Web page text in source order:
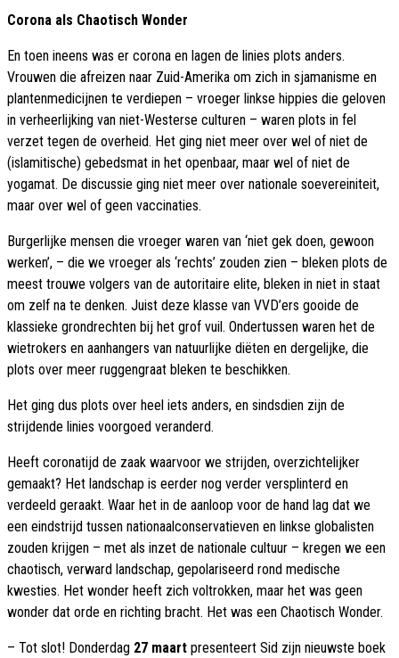
Corona als Chaotisch Wonder
En toen ineens was er corona en lagen de linies plots anders.
Vrouwen die afreizen naar Zuid-Amerika om zich in sjamanisme en
plantenmedicijnen te verdiepen – vroeger linkse hippies die geloven
in verheerlijking van niet-Westerse culturen – waren plots in fel
verzet tegen de overheid. Het ging niet meer over wel of niet de
(islamitische) gebedsmat in het openbaar, maar wel of niet de
yogamat. De discussie ging niet meer over nationale soevereiniteit,
maar over wel of geen vaccinaties.
Burgerlijke mensen die vroeger waren van ‘niet gek doen, gewoon
werken’, – die we vroeger als ‘rechts’ zouden zien – bleken plots de
meest trouwe volgers van de autoritaire elite, bleken in niet in staat
om zelf na te denken. Juist deze klasse van VVD’ers gooide de
klassieke grondrechten bij het grof vuil. Ondertussen waren het de
wietrokers en aanhangers van natuurlijke diëten en dergelijke, die
plots over meer ruggengraat bleken te beschikken.
Het ging dus plots over heel iets anders, en sindsdien zijn de
strijdende linies voorgoed veranderd.
Heeft coronatijd de zaak waarvoor we strijden, overzichtelijker
gemaakt? Het landschap is eerder nog verder versplinterd en
verdeeld geraakt. Waar het in de aanloop voor de hand lag dat we
een eindstrijd tussen nationaalconservatieven en linkse globalisten
zouden krijgen – met als inzet de nationale cultuur – kregen we een
chaotisch, verward landschap, gepolariseerd rond medische
kwesties. Het wonder heeft zich voltrokken, maar het was geen
wonder dat orde en richting bracht. Het was een Chaotisch Wonder.
– Tot slot! Donderdag 27 maart presenteert Sid zijn nieuwste boek